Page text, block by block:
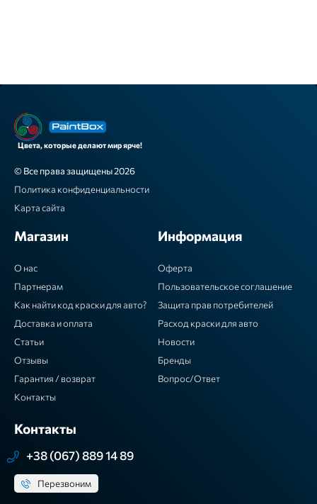
Цвета, которые делают мир ярче!
© Все права защищены 2026
Политика конфиденциальности
Карта сайта
Магазин
О нас
Партнерам
Как найти код краски для авто?
Доставка и оплата
Статьи
Отзывы
Гарантия / возврат
Контакты
Информация
Оферта
Пользовательское соглашение
Защита прав потребителей
Расход краски для авто
Новости
Бренды
Вопрос/Ответ
Контакты
+38 (067) 889 14 89
Перезвоним